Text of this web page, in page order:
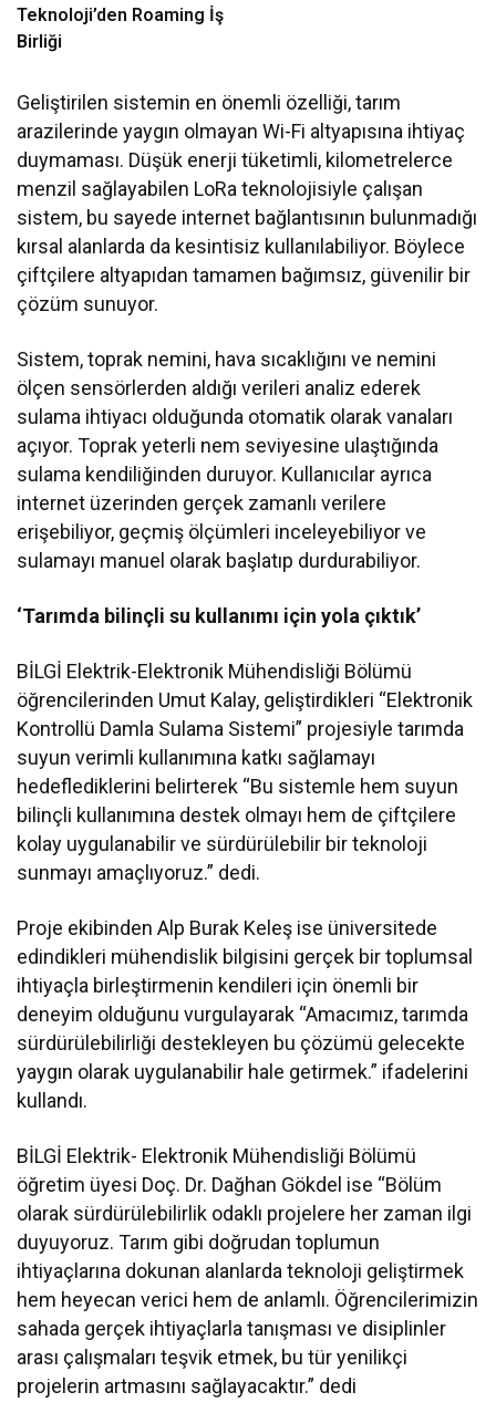
Teknoloji’den Roaming İş
Birliği
Geliştirilen sistemin en önemli özelliği, tarım
arazilerinde yaygın olmayan Wi-Fi altyapısına ihtiyaç
duymaması. Düşük enerji tüketimli, kilometrelerce
menzil sağlayabilen LoRa teknolojisiyle çalışan
sistem, bu sayede internet bağlantısının bulunmadığı
kırsal alanlarda da kesintisiz kullanılabiliyor. Böylece
çiftçilere altyapıdan tamamen bağımsız, güvenilir bir
çözüm sunuyor.
Sistem, toprak nemini, hava sıcaklığını ve nemini
ölçen sensörlerden aldığı verileri analiz ederek
sulama ihtiyacı olduğunda otomatik olarak vanaları
açıyor. Toprak yeterli nem seviyesine ulaştığında
sulama kendiliğinden duruyor. Kullanıcılar ayrıca
internet üzerinden gerçek zamanlı verilere
erişebiliyor, geçmiş ölçümleri inceleyebiliyor ve
sulamayı manuel olarak başlatıp durdurabiliyor.
‘Tarımda bilinçli su kullanımı için yola çıktık’
BİLGİ Elektrik-Elektronik Mühendisliği Bölümü
öğrencilerinden Umut Kalay, geliştirdikleri “Elektronik
Kontrollü Damla Sulama Sistemi” projesiyle tarımda
suyun verimli kullanımına katkı sağlamayı
hedeflediklerini belirterek “Bu sistemle hem suyun
bilinçli kullanımına destek olmayı hem de çiftçilere
kolay uygulanabilir ve sürdürülebilir bir teknoloji
sunmayı amaçlıyoruz.” dedi.
Proje ekibinden Alp Burak Keleş ise üniversitede
edindikleri mühendislik bilgisini gerçek bir toplumsal
ihtiyaçla birleştirmenin kendileri için önemli bir
deneyim olduğunu vurgulayarak “Amacımız, tarımda
sürdürülebilirliği destekleyen bu çözümü gelecekte
yaygın olarak uygulanabilir hale getirmek.” ifadelerini
kullandı.
BİLGİ Elektrik- Elektronik Mühendisliği Bölümü
öğretim üyesi Doç. Dr. Dağhan Gökdel ise “Bölüm
olarak sürdürülebilirlik odaklı projelere her zaman ilgi
duyuyoruz. Tarım gibi doğrudan toplumun
ihtiyaçlarına dokunan alanlarda teknoloji geliştirmek
hem heyecan verici hem de anlamlı. Öğrencilerimizin
sahada gerçek ihtiyaçlarla tanışması ve disiplinler
arası çalışmaları teşvik etmek, bu tür yenilikçi
projelerin artmasını sağlayacaktır.” dedi